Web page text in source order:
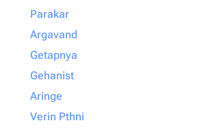
Parakar
Argavand
Getapnya
Gehanist
Aringe
Verin Pthni